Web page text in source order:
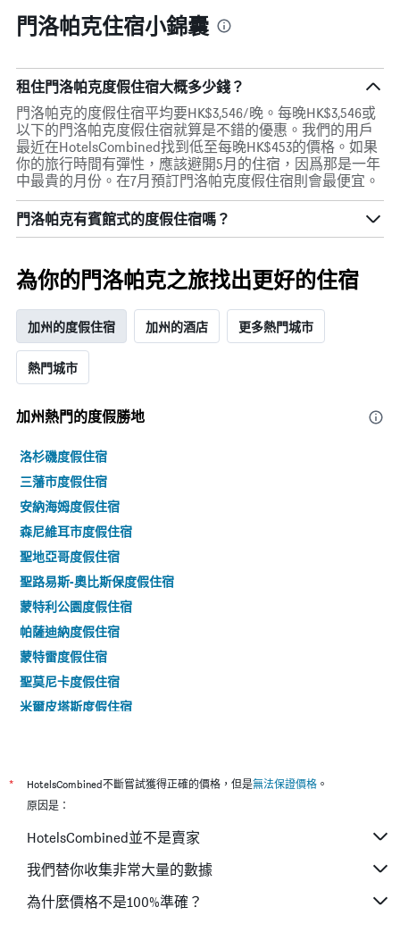
表
具
1
條
Y
軸，
顯
示
房
間
的
平
均
格
門洛帕克住宿小錦囊
租住門洛帕克度假住宿大概多少錢？
門洛帕克的度假住宿平均要HK$3,546/晚。每晚HK$3,546或
以下的門洛帕克度假住宿就算是不錯的優惠。我們的用戶
最近在HotelsCombined找到低至每晚HK$453的價格。如果
你的旅行時間有彈性，應該避開5月的住宿，因爲那是一年
中最貴的月份。在7月預訂門洛帕克度假住宿則會最便宜。
門洛帕克有賓館式的度假住宿嗎？
為你的門洛帕克之旅找出更好的住宿
加州的度假住宿 加州的酒店 更多熱門城市
熱門城市
加州熱門的度假勝地
洛杉磯度假住宿
三藩市度假住宿
安納海姆度假住宿
森尼維耳市度假住宿
聖地亞哥度假住宿
聖路易斯-奧比斯保度假住宿
蒙特利公園度假住宿
帕薩迪納度假住宿
蒙特雷度假住宿
聖莫尼卡度假住宿
米爾皮塔斯度假住宿
山景城度假住宿
南太浩湖度假住宿
卡爾斯巴德度假住宿
雷東多海灘度假住宿
聖巴巴拉度假住宿
* HotelsCombined不斷嘗試獲得正確的價格，但是無法保證價格 。
原因是：
HotelsCombined並不是賣家
我們替你收集非常大量的數據
為什麼價格不是100%準確？